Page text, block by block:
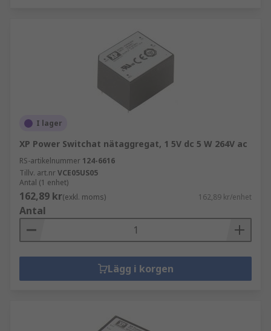
I lager
XP Power Switchat nätaggregat, 1 5V dc 5 W 264V ac
RS-artikelnummer 124-6616
Tillv. art.nrVCE05US05
Antal (1 enhet)
162,89 kr(exkl. moms) 162,89 kr/enhet
Antal
Lägg i korgen